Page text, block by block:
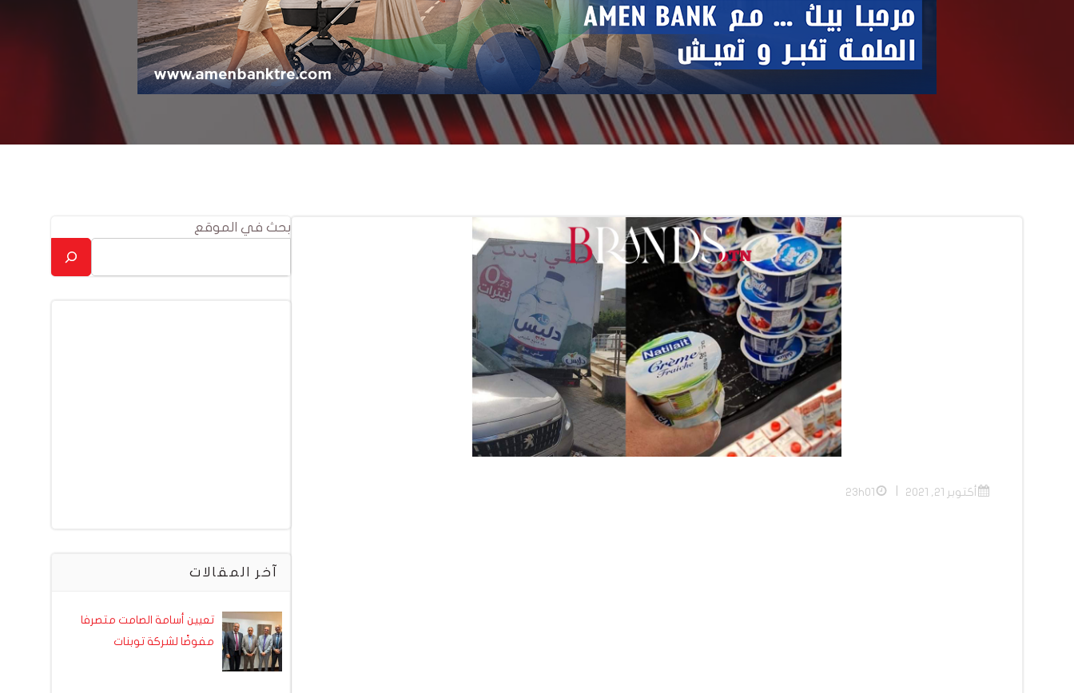
أكتوبر 21, 2021 23h01
بحث في الموقع
آخر المقالات
تعيين أسامة الصامت متصرفا
مفوضًا لشركة توبنات